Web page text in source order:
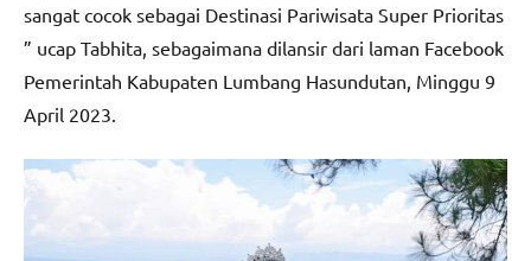
sangat cocok sebagai Destinasi Pariwisata Super Prioritas
” ucap Tabhita, sebagaimana dilansir dari laman Facebook
Pemerintah Kabupaten Lumbang Hasundutan, Minggu 9
April 2023.